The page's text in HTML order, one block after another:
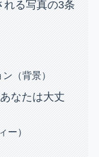
れる写真の3条
（背景）
なたは大丈
ー）